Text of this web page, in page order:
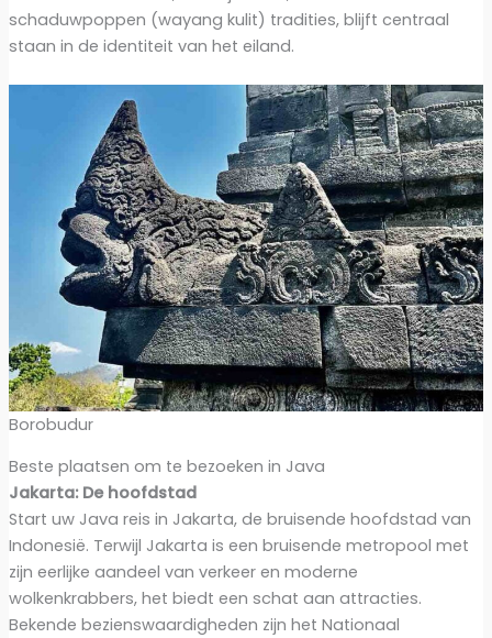
schaduwpoppen (wayang kulit) tradities, blijft centraal
staan in de identiteit van het eiland.
Borobudur
Beste plaatsen om te bezoeken in Java
Jakarta: De hoofdstad
Start uw Java reis in Jakarta, de bruisende hoofdstad van
Indonesië. Terwijl Jakarta is een bruisende metropool met
zijn eerlijke aandeel van verkeer en moderne
wolkenkrabbers, het biedt een schat aan attracties.
Bekende bezienswaardigheden zijn het Nationaal